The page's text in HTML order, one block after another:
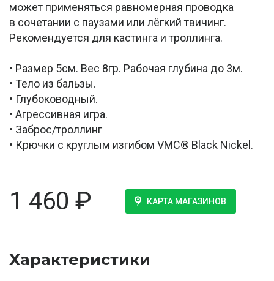
может применяться равномерная проводка
в сочетании с паузами или лёгкий твичинг.
Рекомендуется для кастинга и троллинга.
• Размер 5см. Вес 8гр. Рабочая глубина до 3м.
• Тело из бальзы.
• Глубоководный.
• Агрессивная игра.
• Заброс/троллинг
• Крючки с круглым изгибом VMC® Black Nickel.
1 460 ₽ КАРТА МАГАЗИНОВ
Характеристики